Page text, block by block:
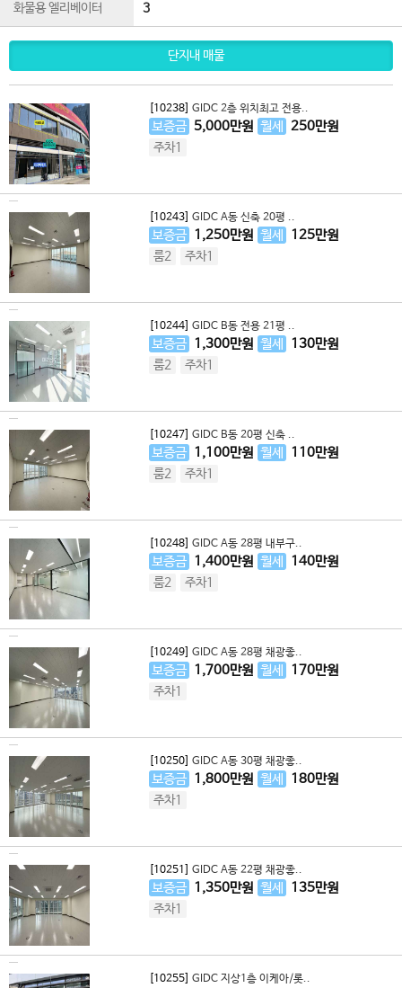
화물용 엘리베이터 3
단지내 매물
[10238] GIDC 2층 위치최고 전용..
보증금 5,000만원 월세 250만원
주차1
[10243] GIDC A동 신축 20평 ..
보증금 1,250만원 월세 125만원
룸2 주차1
[10244] GIDC B동 전용 21평 ..
보증금 1,300만원 월세 130만원
룸2 주차1
[10247] GIDC B동 20평 신축 ..
보증금 1,100만원 월세 110만원
룸2 주차1
[10248] GIDC A동 28평 내부구..
보증금 1,400만원 월세 140만원
룸2 주차1
[10249] GIDC A동 28평 채광좋..
보증금 1,700만원 월세 170만원
주차1
[10250] GIDC A동 30평 채광좋..
보증금 1,800만원 월세 180만원
주차1
[10251] GIDC A동 22평 채광좋..
보증금 1,350만원 월세 135만원
주차1
[10255] GIDC 지상1층 이케아/롯..